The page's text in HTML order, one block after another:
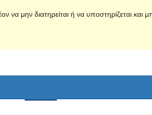
να μην διατηρείται ή να υποστηρίζεται και